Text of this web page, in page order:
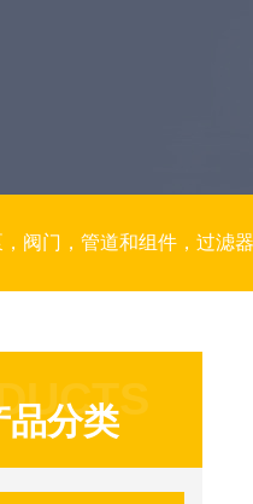
，阀门，管道和组件，过滤
品分类